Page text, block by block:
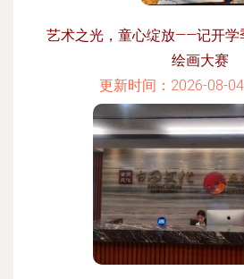
艺术之光，童心绽放——记开学
绘画大赛
更新时间：2026-08-